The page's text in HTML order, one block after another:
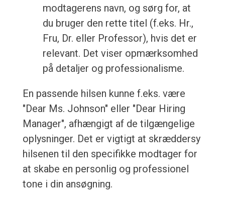
modtagerens navn, og sørg for, at
du bruger den rette titel (f.eks. Hr.,
Fru, Dr. eller Professor), hvis det er
relevant. Det viser opmærksomhed
på detaljer og professionalisme.
En passende hilsen kunne f.eks. være
"Dear Ms. Johnson" eller "Dear Hiring
Manager", afhængigt af de tilgængelige
oplysninger. Det er vigtigt at skræddersy
hilsenen til den specifikke modtager for
at skabe en personlig og professionel
tone i din ansøgning.